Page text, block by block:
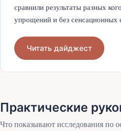
сравнили результаты разных
упрощений и без сенсационных
Читать дайджест
Практические
Что показывают исследования по